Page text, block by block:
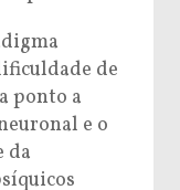
de
ponto a
e o
da